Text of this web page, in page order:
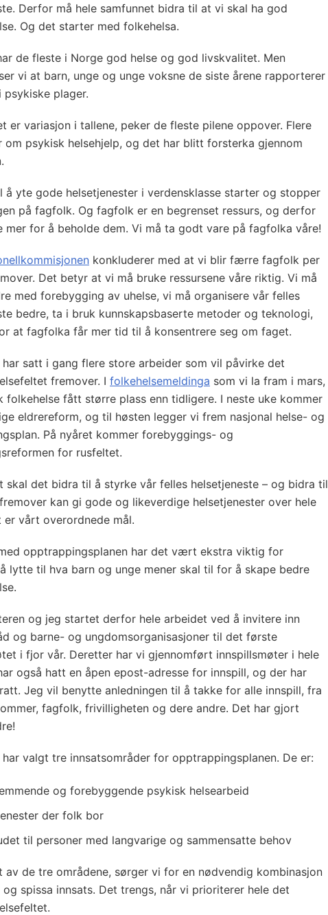
Derfor må hele samfunnet bidra til at vi skal ha god
Og det starter med folkehelsa.
de fleste i Norge god helse og god livskvalitet. Men
vi at barn, unge og unge voksne de siste årene rapporterer
psykiske plager.
er variasjon i tallene, peker de fleste pilene oppover. Flere
om psykisk helsehjelp, og det har blitt forsterka gjennom
å yte gode helsetjenester i verdensklasse starter og stopper
på fagfolk. Og fagfolk er en begrenset ressurs, og derfor
mer for å beholde dem. Vi må ta godt vare på fagfolka våre!
konkluderer med at vi blir færre fagfolk per
Det betyr at vi må bruke ressursene våre riktig. Vi må
med forebygging av uhelse, vi må organisere vår felles
bedre, ta i bruk kunnskapsbaserte metoder og teknologi,
at fagfolka får mer tid til å konsentrere seg om faget.
har satt i gang flere store arbeider som vil påvirke det
fremover. I folkehelsemeldinga som vi la fram i mars,
folkehelse fått større plass enn tidligere. I neste uke kommer
eldrereform, og til høsten legger vi frem nasjonal helse- og
På nyåret kommer forebyggings- og
for rusfeltet.
skal det bidra til å styrke vår felles helsetjeneste – og bidra til
kan gi gode og likeverdige helsetjenester over hele
er vårt overordnede mål.
opptrappingsplanen har det vært ekstra viktig for
lytte til hva barn og unge mener skal til for å skape bedre
og jeg startet derfor hele arbeidet ved å invitere inn
og barne- og ungdomsorganisasjoner til det første
i fjor vår. Deretter har vi gjennomført innspillsmøter i hele
også hatt en åpen epost-adresse for innspill, og der har
Jeg vil benytte anledningen til å takke for alle innspill, fra
fagfolk, frivilligheten og dere andre. Det har gjort
har valgt tre innsatsområder for opptrappingsplanen. De er:
og forebyggende psykisk helsearbeid
der folk bor
til personer med langvarige og sammensatte behov
av de tre områdene, sørger vi for en nødvendig kombinasjon
spissa innsats. Det trengs, når vi prioriterer hele det